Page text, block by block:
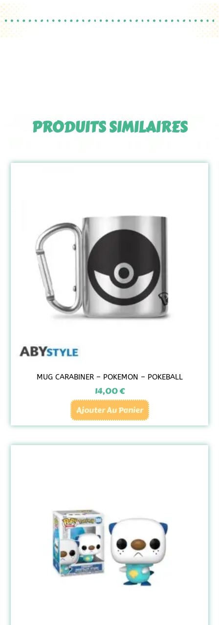
PRODUITS SIMILAIRES
MUG CARABINER – POKEMON – POKEBALL
14,00€
Ajouter Au Panier